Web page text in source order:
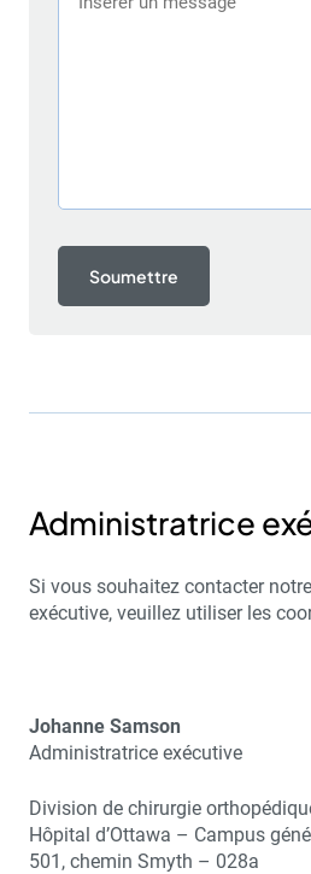
Administratrice
Si vous souhaitez contacter
exécutive, veuillez utiliser les
Johanne Samson
Administratrice exécutive
Division de chirurgie
Hôpital d’Ottawa – Campus
501, chemin Smyth – 028a